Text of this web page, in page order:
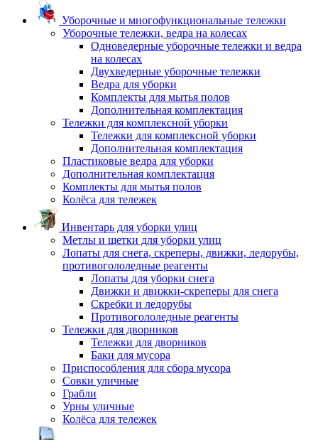
Уборочные и многофункциональные тележки
Уборочные тележки, ведра на колесах
Одноведерные уборочные тележки и ведра
на колесах
Двухведерные уборочные тележки
Ведра для уборки
Комплекты для мытья полов
Дополнительная комплектация
Тележки для комплексной уборки
Тележки для комплексной уборки
Дополнительная комплектация
Пластиковые ведра для уборки
Дополнительная комплектация
Комплекты для мытья полов
Колёса для тележек
Инвентарь для уборки улиц
Метлы и щетки для уборки улиц
Лопаты для снега, скреперы, движки, ледорубы,
противогололедные реагенты
Лопаты для уборки снега
Движки и движки-скреперы для снега
Скребки и ледорубы
Противогололедные реагенты
Тележки для дворников
Тележки для дворников
Баки для мусора
Приспособления для сбора мусора
Совки уличные
Грабли
Урны уличные
Колёса для тележек